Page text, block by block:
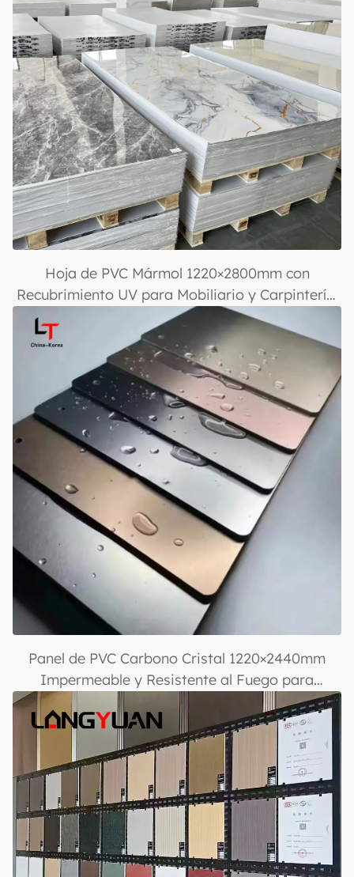
Hoja de PVC Mármol 1220×2800mm con
Recubrimiento UV para Mobiliario y Carpintería,
Ligera y Duradera, Panel de Pared Plástico
Laminado para Decoración
Panel de PVC Carbono Cristal 1220×2440mm
Impermeable y Resistente al Fuego para
Revestimiento Decorativo de Paredes Interiores
y Exteriores con Recubrimiento UV